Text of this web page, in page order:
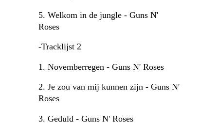
5. Welkom in de jungle - Guns N'
Roses
-Tracklijst 2
1. Novemberregen - Guns N' Roses
2. Je zou van mij kunnen zijn - Guns N'
Roses
3. Geduld - Guns N' Roses